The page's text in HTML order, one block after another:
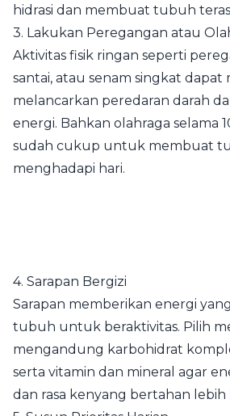
hidrasi dan membuat tubuh
3. Lakukan Peregangan atau
Aktivitas fisik ringan seperti
santai, atau senam singkat
melancarkan peredaran darah
energi. Bahkan olahraga selama
sudah cukup untuk membuat
menghadapi hari.
4. Sarapan Bergizi
Sarapan memberikan energi
tubuh untuk beraktivitas. Pilih
mengandung karbohidrat
serta vitamin dan mineral agar
dan rasa kenyang bertahan lebih